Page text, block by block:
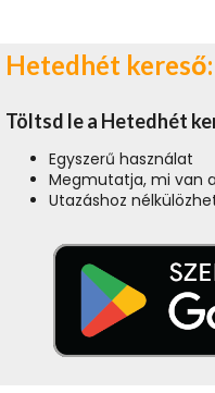
Hetedhét kereső:
Töltsd le a Hetedhét
Egyszerű használat
Megmutatja, mi van
Utazáshoz